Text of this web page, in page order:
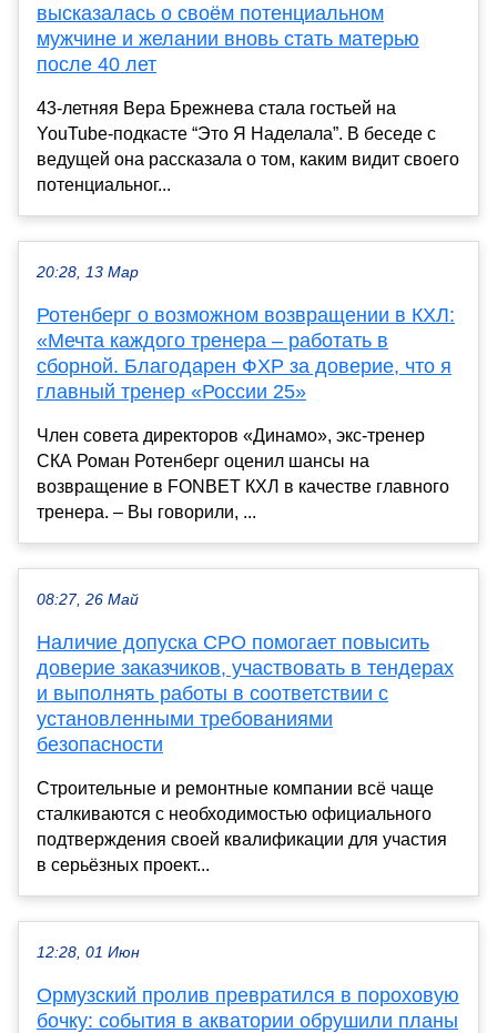
высказалась о своём потенциальном
мужчине и желании вновь стать матерью
после 40 лет
43-летняя Вера Брежнева стала гостьей на
YouTube-подкасте “Это Я Наделала”. В беседе с
ведущей она рассказала о том, каким видит своего
потенциальног...
20:28, 13 Мар
Ротенберг о возможном возвращении в КХЛ:
«Мечта каждого тренера – работать в
сборной. Благодарен ФХР за доверие, что я
главный тренер «России 25»
Член совета директоров «Динамо», экс-тренер
СКА Роман Ротенберг оценил шансы на
возвращение в FONBET КХЛ в качестве главного
тренера. – Вы говорили, ...
08:27, 26 Май
Наличие допуска СРО помогает повысить
доверие заказчиков, участвовать в тендерах
и выполнять работы в соответствии с
установленными требованиями
безопасности
Строительные и ремонтные компании всё чаще
сталкиваются с необходимостью официального
подтверждения своей квалификации для участия
в серьёзных проект...
12:28, 01 Июн
Ормузский пролив превратился в пороховую
бочку: события в акватории обрушили планы